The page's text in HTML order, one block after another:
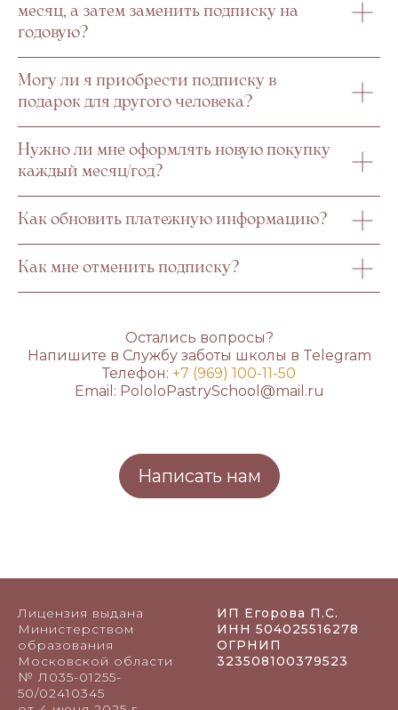
месяц, а затем заменить подписку на
годовую?
Могу ли я приобрести подписку в
подарок для другого человека?
Нужно ли мне оформлять новую покупку
каждый месяц/год?
Как обновить платежную информацию?
Как мне отменить подписку?
Остались вопросы?
Напишите в Службу заботы школы в Telegram
Телефон: +7 (969) 100-11-50
Email: PololoPastrySchool@mail.ru
Написать нам
Лицензия выдана
Министерством
образования
Московской области
№ Л035-01255-
50/02410345
ИП Егорова П.С.
ИНН 504025516278
ОГРНИП
323508100379523